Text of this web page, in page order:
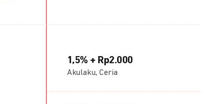
1,5% + Rp2.000
Akulaku, Ceria